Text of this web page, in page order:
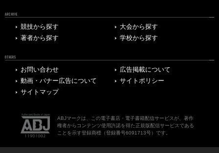
ARCHIVE
競技から探す
大会から探す
著者から探す
学校から探す
OTHERS
お問い合わせ
広告掲載について
動画・バナー広告について
サイトポリシー
サイトマップ
ABJマークは、この電子書店・電子書籍配信サービスが、著作
権者からコンテンツ使用許諾を得た正規版配信サービスである
ことを示す登録商標（登録番号6091713号）です。